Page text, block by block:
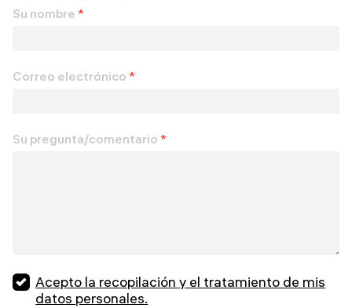
Su nombre *
Correo electrónico *
Su pregunta/comentario *
Acepto la recopilación y el tratamiento de mis
datos personales.